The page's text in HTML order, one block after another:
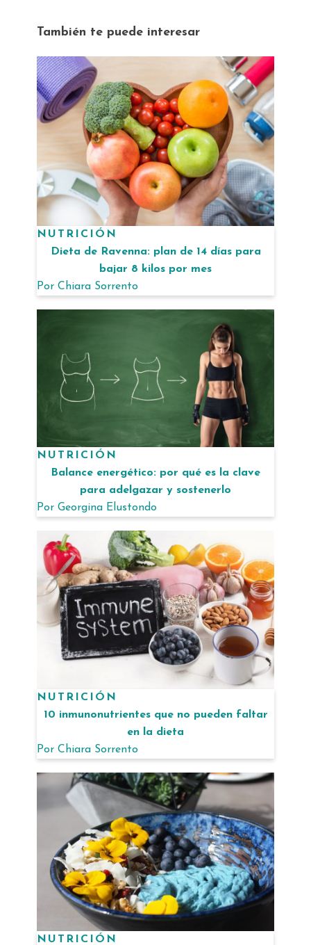
También te puede interesar
NUTRICIÓN
Dieta de Ravenna: plan de 14 días para
bajar 8 kilos por mes
Por Chiara Sorrento
NUTRICIÓN
Balance energético: por qué es la clave
para adelgazar y sostenerlo
Por Georgina Elustondo
NUTRICIÓN
10 inmunonutrientes que no pueden faltar
en la dieta
Por Chiara Sorrento
NUTRICIÓN